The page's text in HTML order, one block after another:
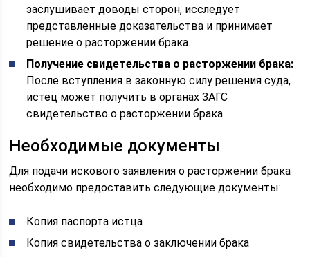
заслушивает доводы сторон, исследует
представленные доказательства и принимает
решение о расторжении брака.
Получение свидетельства о расторжении брака:
После вступления в законную силу решения суда,
истец может получить в органах ЗАГС
свидетельство о расторжении брака.
Необходимые документы
Для подачи искового заявления о расторжении брака
необходимо предоставить следующие документы:
Копия паспорта истца
Копия свидетельства о заключении брака